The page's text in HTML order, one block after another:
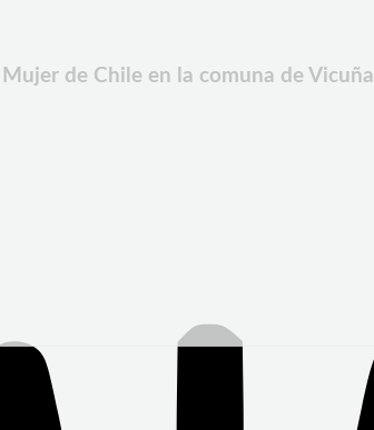
de Chile en la comuna de Vicuña